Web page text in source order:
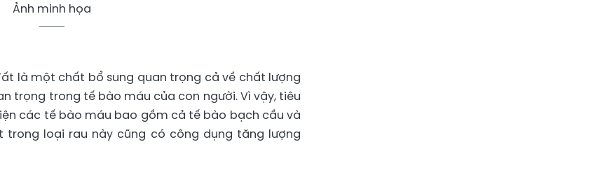
Ảnh minh họa
là một chất bổ sung quan trọng cả về chất lượng
trọng trong tế bào máu của con người. Vì vậy, tiêu
các tế bào máu bao gồm cả tế bào bạch cầu và
trong loại rau này cũng có công dụng tăng lượng